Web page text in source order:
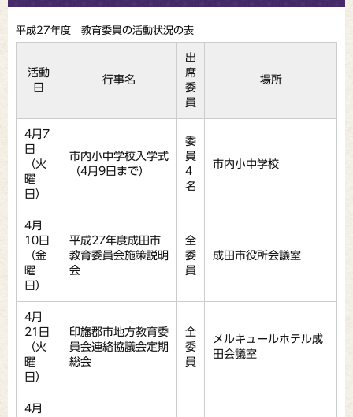
平成27年度 教育委員の活動状況の表
活動
日
行事名
出
席
委
員
場所
4月7
日
（火
曜
日）
市内小中学校入学式
（4月9日まで）
委
員
4
名
市内小中学校
4月
10日
（金
曜
日）
平成27年度成田市
教育委員会施策説明
会
全
委
員
成田市役所会議室
4月
21日
（火
曜
日）
印旛郡市地方教育委
員会連絡協議会定期
総会
全
委
員
メルキュールホテル成
田会議室
4月